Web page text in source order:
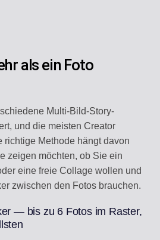
als ein Foto
Multi-Bild-Story-
und die meisten Creator
richtige Methode hängt davon
zeigen möchten, ob Sie ein
eine freie Collage wollen und
zwischen den Fotos brauchen.
— bis zu 6 Fotos im Raster,